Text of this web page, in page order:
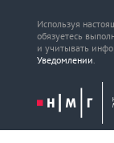
Используя
обязуетесь
и учитывать
Уведомлении.